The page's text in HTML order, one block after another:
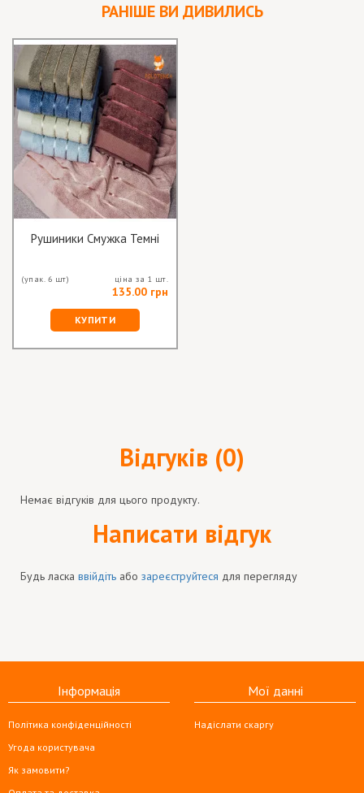
РАНІШЕ ВИ ДИВИЛИСЬ
Рушиники Смужка Темні
(упак. 6 шт) ціна за 1 шт.
135.00 грн
КУПИТИ
Відгуків (0)
Немає відгуків для цього продукту.
Написати відгук
Будь ласка ввійдіть або зареєструйтеся для перегляду
Інформація
Політика конфіденційності
Угода користувача
Як замовити?
Мої данні
Надіслати скаргу